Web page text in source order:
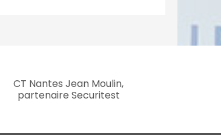
CT Nantes Jean Moulin,
partenaire Securitest